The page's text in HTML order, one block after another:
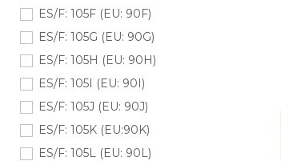
ES/F: 105F (EU: 90F)
ES/F: 105G (EU: 90G)
ES/F: 105H (EU: 90H)
ES/F: 105I (EU: 90I)
ES/F: 105J (EU: 90J)
ES/F: 105K (EU:90K)
ES/F: 105L (EU: 90L)